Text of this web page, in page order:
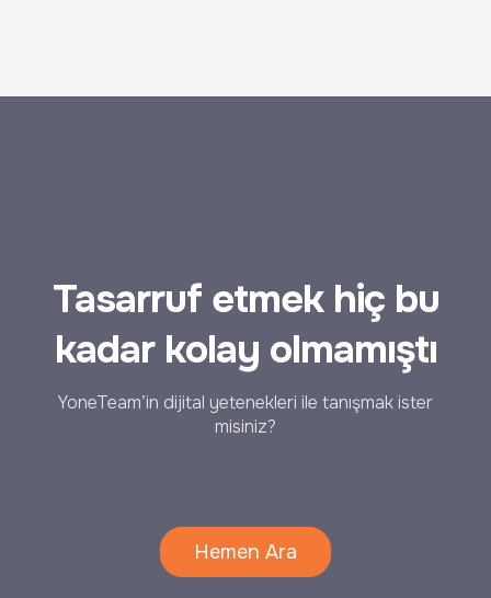
Tasarruf etmek hiç bu
kadar kolay olmamıştı
YoneTeam’in dijital yetenekleri ile tanışmak ister
misiniz?
Hemen Ara